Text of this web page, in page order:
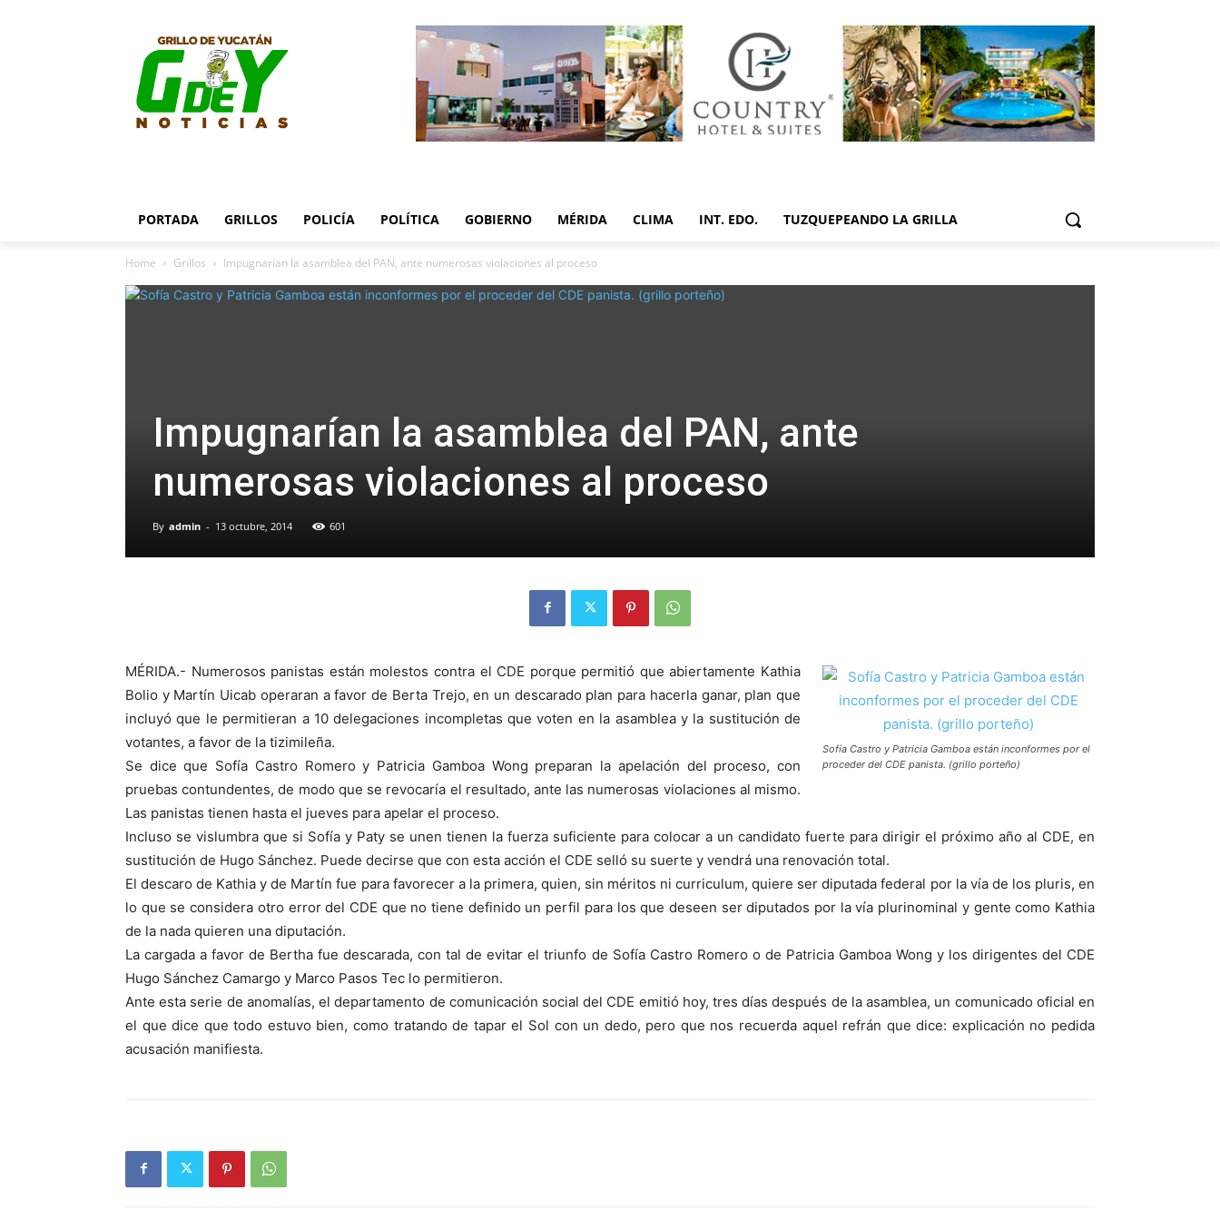
PORTADA GRILLOS POLICÍA POLÍTICA GOBIERNO MÉRIDA CLIMA INT. EDO. TUZQUEPEANDO LA GRILLA
Home Grillos Impugnarían la asamblea del PAN, ante numerosas violaciones al proceso
Impugnarían la asamblea del PAN, ante
numerosas violaciones al proceso
By admin - 13 octubre, 2014 601
Sofía Castro y Patricia Gamboa están inconformes por el
proceder del CDE panista. (grillo porteño)
MÉRIDA.- Numerosos panistas están molestos contra el CDE porque permitió que abiertamente Kathia
Bolio y Martín Uicab operaran a favor de Berta Trejo, en un descarado plan para hacerla ganar, plan que
incluyó que le permitieran a 10 delegaciones incompletas que voten en la asamblea y la sustitución de
votantes, a favor de la tizimileña.
Se dice que Sofía Castro Romero y Patricia Gamboa Wong preparan la apelación del proceso, con
pruebas contundentes, de modo que se revocaría el resultado, ante las numerosas violaciones al mismo.
Las panistas tienen hasta el jueves para apelar el proceso.
Incluso se vislumbra que si Sofía y Paty se unen tienen la fuerza suficiente para colocar a un candidato fuerte para dirigir el próximo año al CDE, en
sustitución de Hugo Sánchez. Puede decirse que con esta acción el CDE selló su suerte y vendrá una renovación total.
El descaro de Kathia y de Martín fue para favorecer a la primera, quien, sin méritos ni curriculum, quiere ser diputada federal por la vía de los pluris, en
lo que se considera otro error del CDE que no tiene definido un perfil para los que deseen ser diputados por la vía plurinominal y gente como Kathia
de la nada quieren una diputación.
La cargada a favor de Bertha fue descarada, con tal de evitar el triunfo de Sofía Castro Romero o de Patricia Gamboa Wong y los dirigentes del CDE
Hugo Sánchez Camargo y Marco Pasos Tec lo permitieron.
Ante esta serie de anomalías, el departamento de comunicación social del CDE emitió hoy, tres días después de la asamblea, un comunicado oficial en
el que dice que todo estuvo bien, como tratando de tapar el Sol con un dedo, pero que nos recuerda aquel refrán que dice: explicación no pedida
acusación manifiesta.